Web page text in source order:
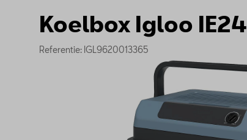
Koelbox Igloo IE24
Referentie: IGL9620013365